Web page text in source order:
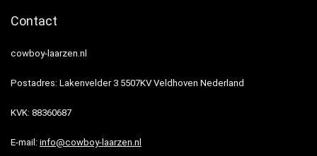
Contact
cowboy-laarzen.nl
Postadres: Lakenvelder 3 5507KV Veldhoven Nederland
KVK: 88360687
E-mail: info@cowboy-laarzen.nl